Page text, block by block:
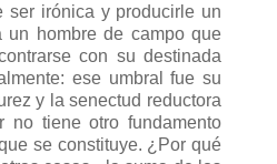
ser irónica y producirle un
un hombre de campo que
con su destinada
ese umbral fue su
y la senectud reductora
no tiene otro fundamento
se constituye. ¿Por qué